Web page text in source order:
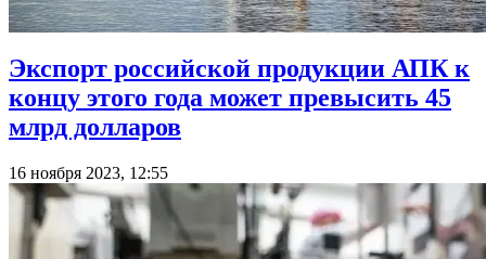
Экспорт российской продукции АПК к
концу этого года может превысить 45
млрд долларов
16 ноября 2023, 12:55